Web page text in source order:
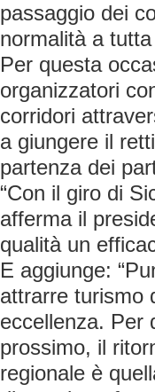
passaggio dei
normalità a
Per questa
organizzatori
corridori
a giungere il
partenza dei
“Con il giro di
afferma il
qualità un
E aggiunge:
attrarre turismo
eccellenza. Per
prossimo, il
regionale è